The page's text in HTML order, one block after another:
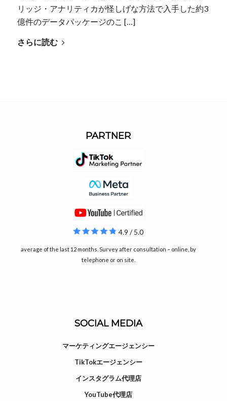
リッジ・アナリティカが怪しげな方法で入手した約3
億件のデータパッケージのこ […]
さらに読む
PARTNER
4.9 / 5.0
average of the last 12 months. Survey after consultation – online, by
telephone or on site.
SOCIAL MEDIA
マーケティングエージェンシー
TikTokエージェンシー
インスタグラム代理店
YouTube代理店